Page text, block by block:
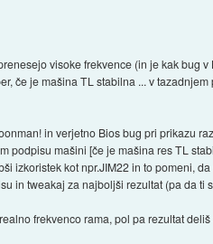
visoke frekvence (in je kak bug
če je mašina TL stabilna ... v
in verjetno Bios bug pri prikazu
podpisu mašini [če je mašina res TL
izkoristek kot npr.JIM22 in to pomeni,
in tweakaj za najboljši rezultat (pa da ti
frekvenco rama, pol pa rezultat